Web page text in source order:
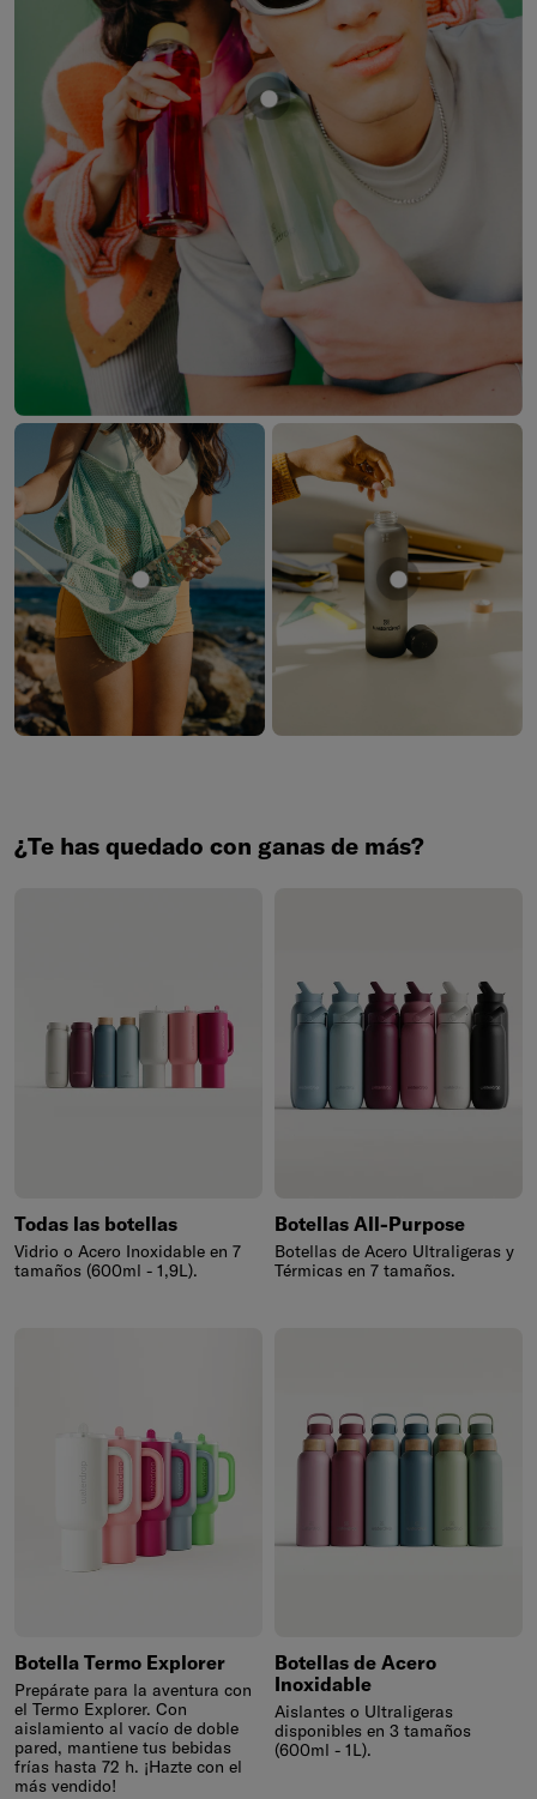
Mostrar producto Vidrio
Mostrar producto Edición en vidrio
Mostrar
¿Te has quedado con ganas de más?
Todas las botellas
Vidrio o Acero Inoxidable en 7
tamaños (600ml - 1,9L).
Botellas All-Purpose
Botellas de Acero Ultraligeras y
Térmicas en 7 tamaños.
Botella Termo Explorer
Prepárate para la aventura con
el Termo Explorer. Con
aislamiento al vacío de doble
pared, mantiene tus bebidas
frías hasta 72 h. ¡Hazte con el
más vendido!
Botellas de Acero
Inoxidable
Aislantes o Ultraligeras
disponibles en 3 tamaños
(600ml - 1L).